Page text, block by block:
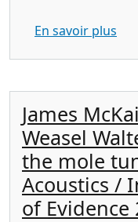
En savoir plus
James
Weasel
the mole
Acoustics /
of Evidence